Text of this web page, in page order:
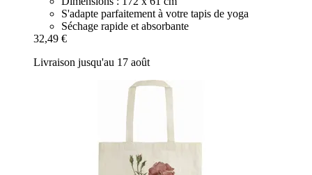
S'adapte parfaitement à votre tapis de yoga
Séchage rapide et absorbante
32,49 €
Livraison jusqu'au 17 août